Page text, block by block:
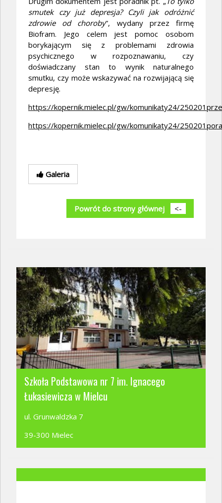
smutek czy już depresja? Czyli jak odróżnić
zdrowie od choroby”, wydany przez firmę
Biofram. Jego celem jest pomoc osobom
borykającym się z problemami zdrowia
psychicznego w rozpoznawaniu, czy
doświadczany stan to wynik naturalnego
smutku, czy może wskazywać na rozwijającą się
depresję.
https://kopernik.mielec.pl/gw/komunikaty24/
https://kopernik.mielec.pl/gw/komunikaty24/
Galeria
Powrót do strony głównej <-
Szkoła Podstawowa nr 7 im. Ignacego
Łukasiewicza w Mielcu
ul. Grunwaldzka 7
39-300 Mielec